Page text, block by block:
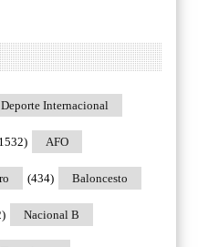
Deporte Internacional
AFO
Baloncesto
(434)
Nacional B